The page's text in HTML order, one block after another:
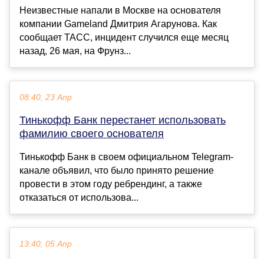
Неизвестные напали в Москве на основателя
компании Gameland Дмитрия Агарунова. Как
сообщает ТАСС, инцидент случился еще месяц
назад, 26 мая, на Фрунз...
08:40, 23 Апр
Тинькофф Банк перестанет использовать
фамилию своего основателя
Тинькофф Банк в своем официальном Telegram-
канале объявил, что было принято решение
провести в этом году ребрендинг, а также
отказаться от использова...
13:40, 05 Апр